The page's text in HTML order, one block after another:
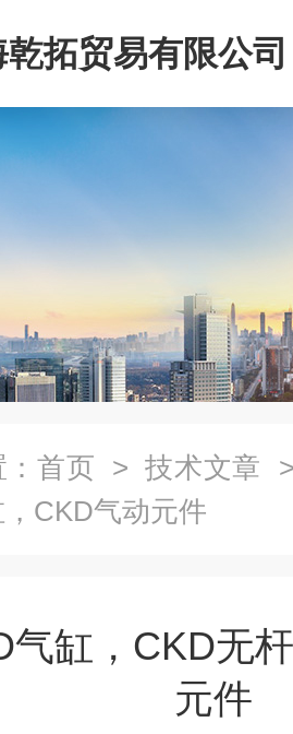
拓贸易有限公司
首页 > 技术文章
CKD气动元件
气缸，CKD无
元件